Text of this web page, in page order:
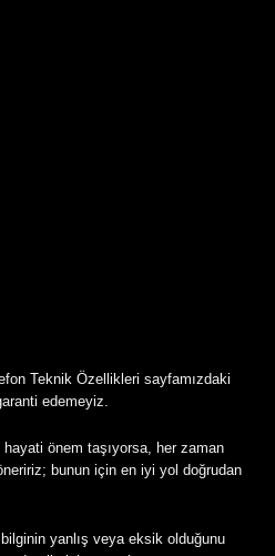
Teknik Özellikleri sayfamızdaki
edemeyiz.
önem taşıyorsa, her zaman
bunun için en iyi yol doğrudan
yanlış veya eksik olduğunu